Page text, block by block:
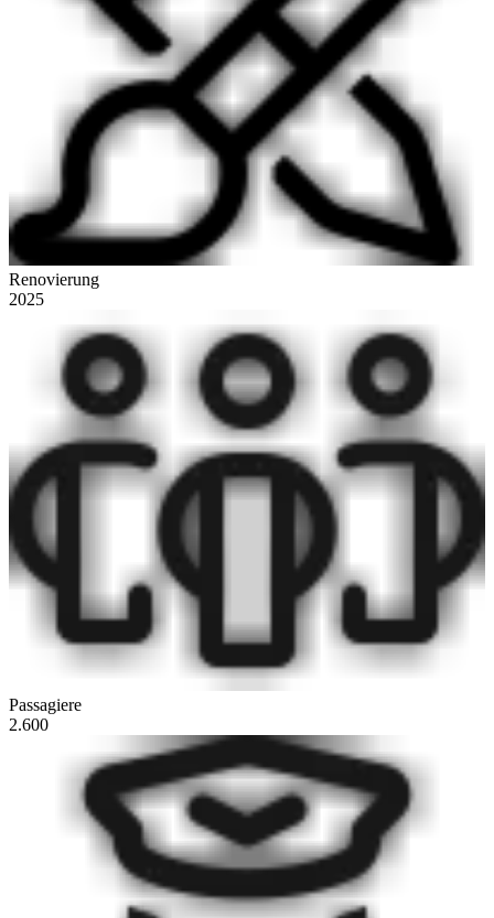
Renovierung
2025
Passagiere
2.600